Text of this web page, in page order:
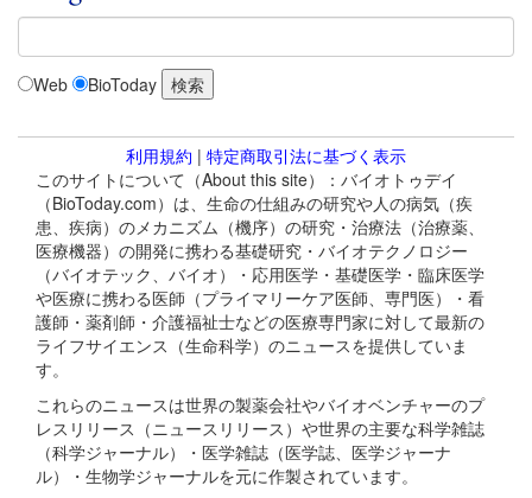
Web BioToday
利用規約 | 特定商取引法に基づく表示
このサイトについて（About this site）：バイオトゥデイ
（BioToday.com）は、生命の仕組みの研究や人の病気（疾
患、疾病）のメカニズム（機序）の研究・治療法（治療薬、
医療機器）の開発に携わる基礎研究・バイオテクノロジー
（バイオテック、バイオ）・応用医学・基礎医学・臨床医学
や医療に携わる医師（プライマリーケア医師、専門医）・看
護師・薬剤師・介護福祉士などの医療専門家に対して最新の
ライフサイエンス（生命科学）のニュースを提供していま
す。
これらのニュースは世界の製薬会社やバイオベンチャーのプ
レスリリース（ニュースリリース）や世界の主要な科学雑誌
（科学ジャーナル）・医学雑誌（医学誌、医学ジャーナ
ル）・生物学ジャーナルを元に作製されています。